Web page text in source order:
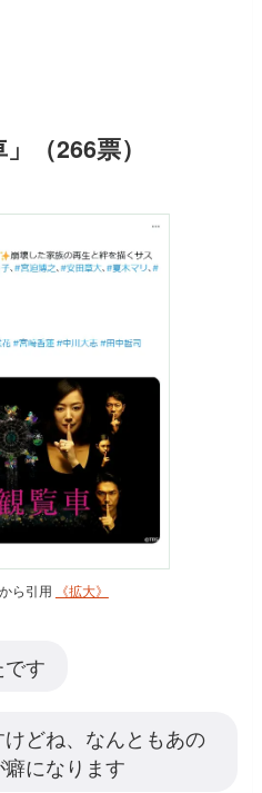
（266票）
ら引用 《拡大》
す
どね、なんともあの
になります